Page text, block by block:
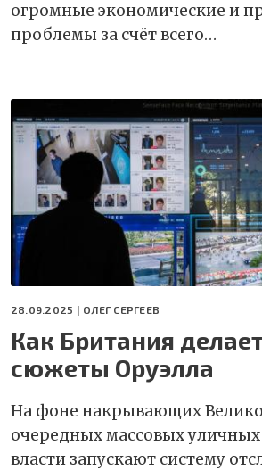
огромные экономические и
проблемы за счёт всего…
28.09.2025 | ОЛЕГ СЕРГЕЕВ
Как Британия
сюжеты Оруэлла
На фоне накрывающих
очередных массовых
власти запускают систему